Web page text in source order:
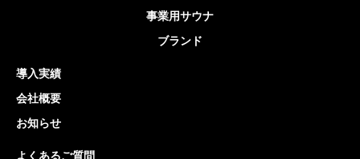
事業用サウナ
ブランド
導入実績
会社概要
お知らせ
よくあるご質問